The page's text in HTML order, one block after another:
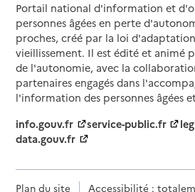
Portail national d'information et
personnes âgées en perte
proches, créé par la loi
vieillissement. Il est édité et animé
de l'autonomie, avec la
partenaires engagés dans
l'information des personnes âgées
info.gouv.fr
service-public.fr
data.gouv.fr
Plan du site
Accessibilité :